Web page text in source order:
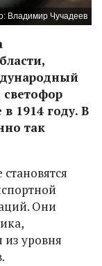
Владимир Чучадеев
1914 году. В
так
Они
из уровня